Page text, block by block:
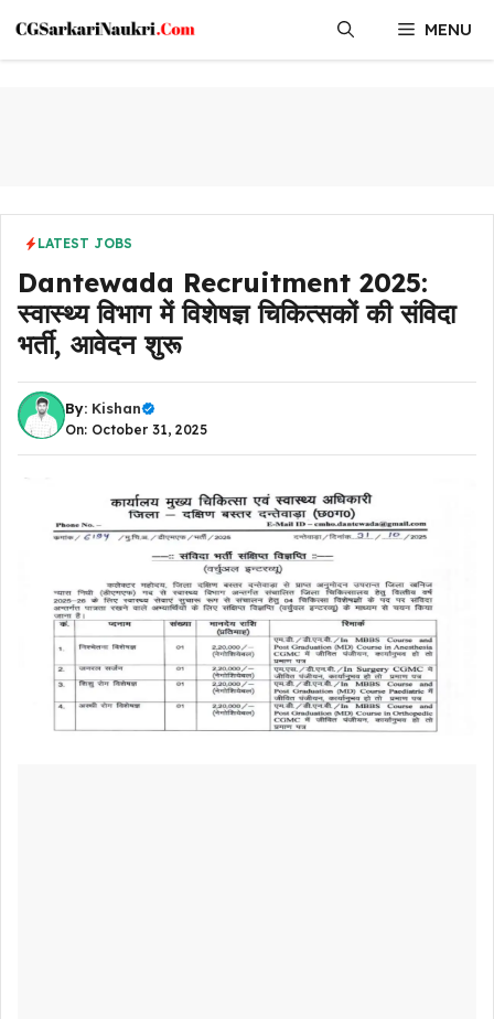
content
MENU
LATEST JOBS
Dantewada Recruitment 2025:
स्वास्थ्य विभाग में विशेषज्ञ चिकित्सकों की संविदा
भर्ती, आवेदन शुरू
By: Kishan
On: October 31, 2025